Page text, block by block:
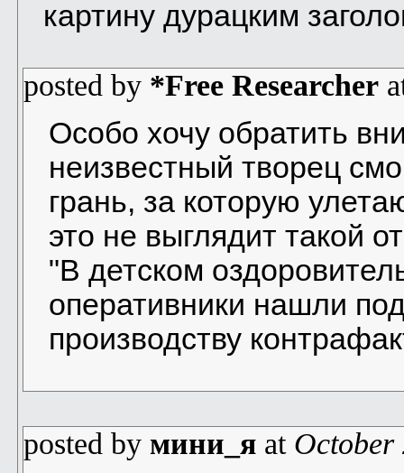
картину дурацким
posted by *Free Researcher
Особо хочу обратить
неизвестный творец
грань, за которую
это не выглядит такой
"В детском
оперативники нашли
производству
posted by мини_я at October